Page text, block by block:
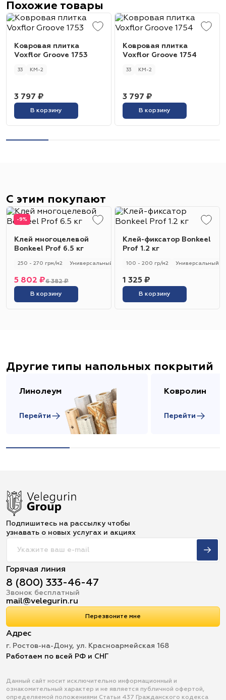
Похожие товары
Ковровая плитка
Voxflor Groove 1753
33 КМ-2
3 797 ₽
В корзину
Ковровая плитка
Voxflor Groove 1754
33 КМ-2
3 797 ₽
В корзину
С этим покупают
-9%
Клей многоцелевой
Bonkeel Prof 6.5 кг
250 - 270 грм/м2 Универсальный 250 - 270 гр/м2
6 382 ₽
5 802 ₽
В корзину
Клей-фиксатор Bonkeel
Prof 1.2 кг
100 - 200 гр/м2 Универсальный
1 325 ₽
В корзину
Другие типы напольных покрытий
Линолеум
Перейти
Ковролин
Перейти
Подпишитесь на рассылку чтобы
узнавать о новых услугах и акциях
Горячая линия
8 (800) 333-46-47
Звонок бесплатный
mail@velegurin.ru
Перезвоните мне
Адрес
г. Ростов-на-Дону, ул. Красноармейская 168
Работаем по всей РФ и СНГ
Данный сайт носит исключительно информационный и
ознакомительный характер и не является публичной офертой,
определяемой положениями Статьи 437 Гражданского кодекса